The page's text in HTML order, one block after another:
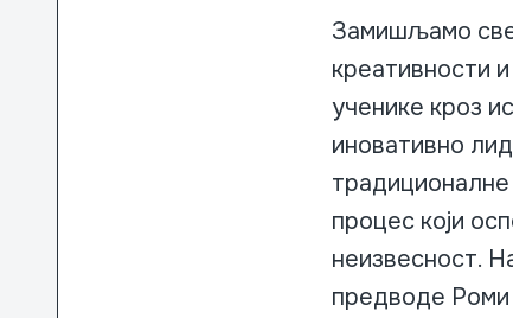
Замишљамо
креативности
ученике кроз
иновативно
традиционалне
процес који
неизвесност.
предводе Роми